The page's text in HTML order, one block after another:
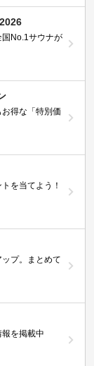
No.1サウナが
得な「特別価
を当てよう！
プ。まとめて
を掲載中